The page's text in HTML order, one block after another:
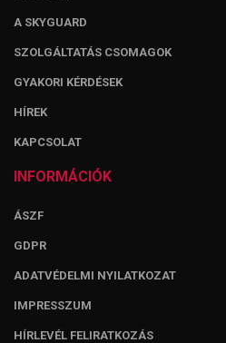
A SKYGUARD
SZOLGÁLTATÁS CSOMAGOK
GYAKORI KÉRDÉSEK
HÍREK
KAPCSOLAT
INFORMÁCIÓK
ÁSZF
GDPR
ADATVÉDELMI NYILATKOZAT
IMPRESSZUM
HÍRLEVÉL FELIRATKOZÁS